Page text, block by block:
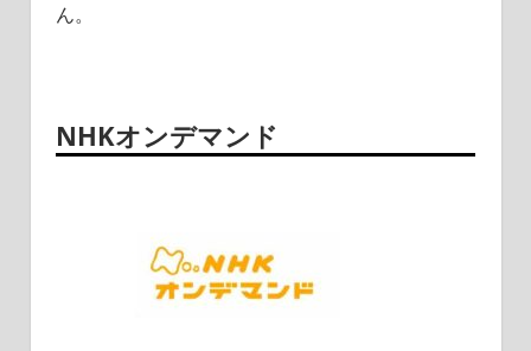
ん。
NHKオンデマンド